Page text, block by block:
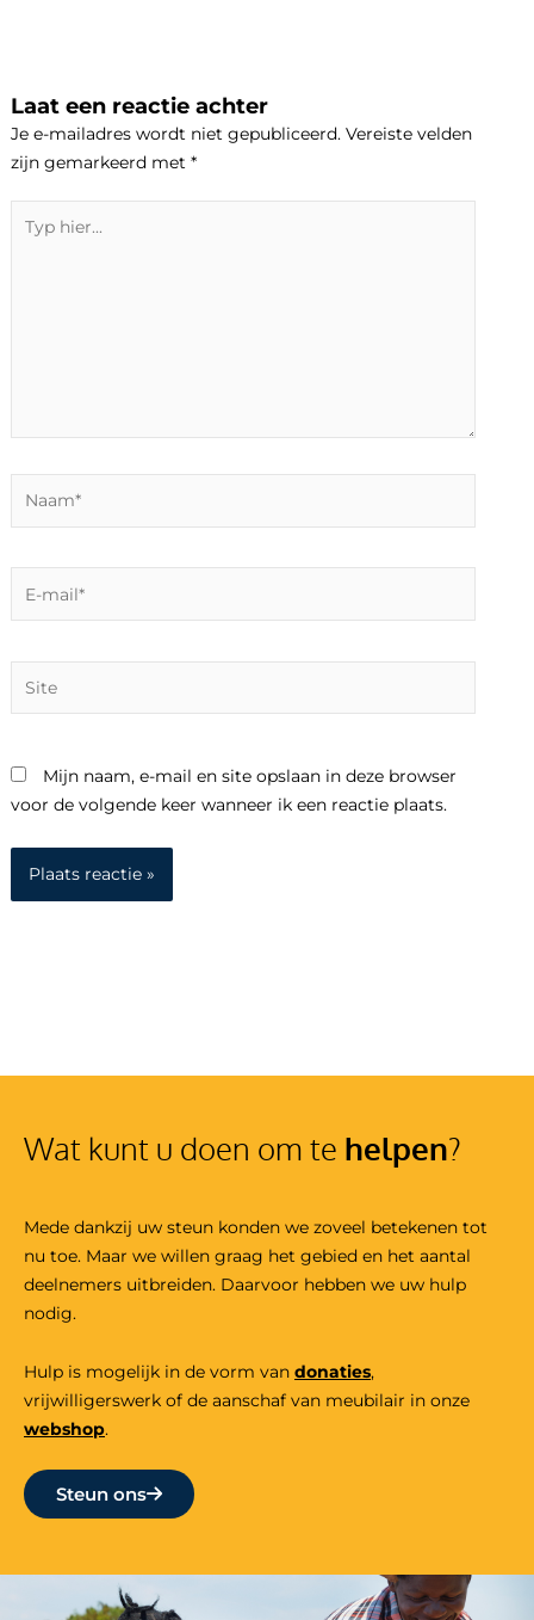
Laat een reactie achter
Je e-mailadres wordt niet gepubliceerd. Vereiste velden
zijn gemarkeerd met*
hier...
Mijn naam, e-mail en site opslaan in deze browser
voor de volgende keer wanneer ik een reactie plaats.
Wat kunt u doen om te helpen?
Mede dankzij uw steun konden we zoveel betekenen tot
nu toe. Maar we willen graag het gebied en het aantal
deelnemers uitbreiden. Daarvoor hebben we uw hulp
nodig.
Hulp is mogelijk in de vorm van donaties,
vrijwilligerswerk of de aanschaf van meubilair in onze
webshop.
Steun ons